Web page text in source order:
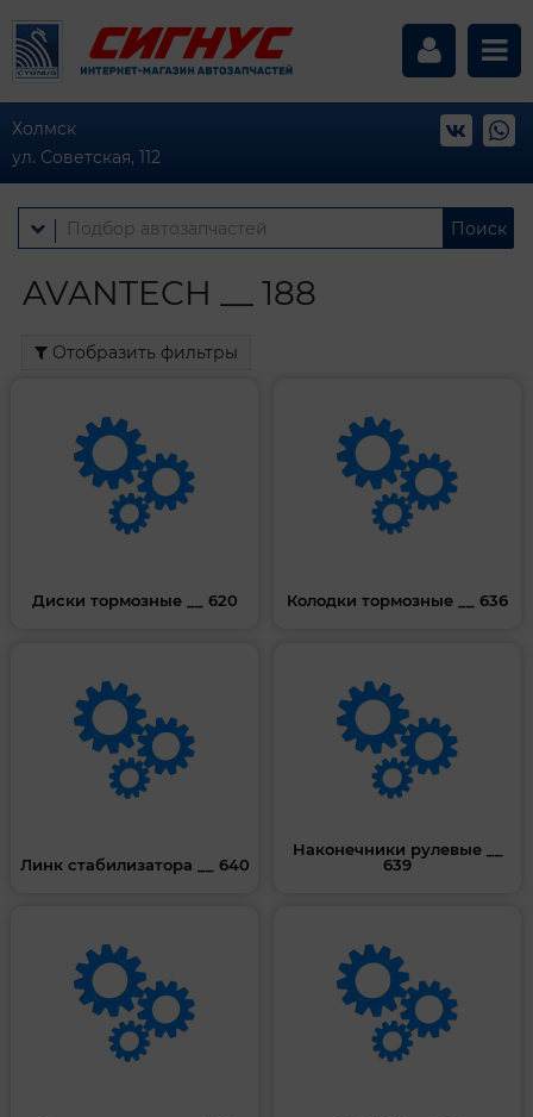
Холмск
ул. Советская, 112
Поиск
AVANTECH __ 188
Отобразить фильтры
Диски тормозные __ 620 Колодки тормозные __ 636
Линк стабилизатора __ 640
Наконечники рулевые __
639